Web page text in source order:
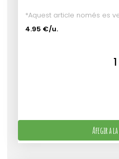
*Aquest article només es
4.95 €/u.
Afegir a